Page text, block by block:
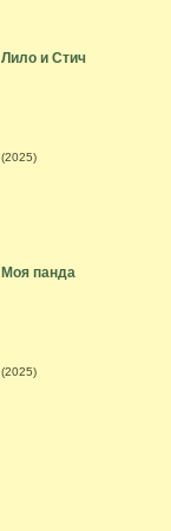
Лило и Стич
(2025)
Моя панда
(2025)